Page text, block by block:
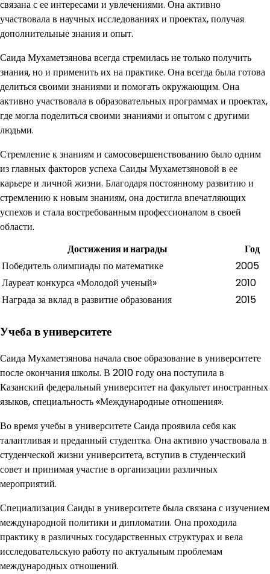
связана с ее интересами и увлечениями. Она активно
участвовала в научных исследованиях и проектах, получая
дополнительные знания и опыт.
Саида Мухаметзянова всегда стремилась не только получить
знания, но и применить их на практике. Она всегда была готова
делиться своими знаниями и помогать окружающим. Она
активно участвовала в образовательных программах и проектах,
где могла поделиться своими знаниями и опытом с другими
людьми.
Стремление к знаниям и самосовершенствованию было одним
из главных факторов успеха Саиды Мухаметзяновой в ее
карьере и личной жизни. Благодаря постоянному развитию и
стремлению к новым знаниям, она достигла впечатляющих
успехов и стала востребованным профессионалом в своей
области.
Достижения и награды
Год
Победитель олимпиады по математике
2005
Лауреат конкурса «Молодой ученый»
2010
Награда за вклад в развитие образования
2015
Учеба в университете
Саида Мухаметзянова начала свое образование в университете
после окончания школы. В 2010 году она поступила в
Казанский федеральный университет на факультет иностранных
языков, специальность «Международные отношения».
Во время учебы в университете Саида проявила себя как
талантливая и преданный студентка. Она активно участвовала в
студенческой жизни университета, вступив в студенческий
совет и принимая участие в организации различных
мероприятий.
Специализация Саиды в университете была связана с изучением
международной политики и дипломатии. Она проходила
практику в различных государственных структурах и вела
исследовательскую работу по актуальным проблемам
международных отношений.